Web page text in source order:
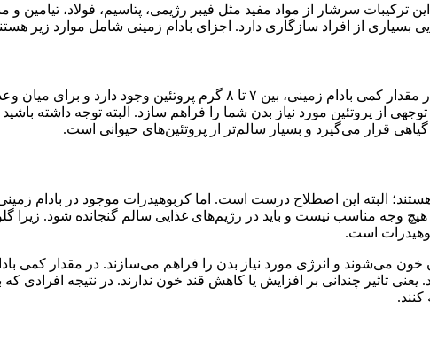
بین ۱۶۰ تا ۱۹۰ کالری وجود دارد. این ترکیبات سرشار از مواد مفید مثل فیبر رژیمی،
از افراد سازگاری دارد. اجزای بادام زمینی شامل موارد زیر
همانطور که گفته شد، بادام زمینی منبع سرشار از پروتئین است. در مقدار
از پروتئین مورد نیاز بدن شما را فراهم سازد. البته توجه داشته باشید
قرار می‌گیرد و بسیار سالم‌تر از پروتئین‌های حیوانی است.
هستند؛ البته این اصطلاح درست است. اما کربوهیدرات موجود در
وجه مناسب نیست و باید در رژیم‌های غذایی سالم گنجانده شود. زیرا
است.
تاثیر چندانی بر افزایش یا کاهش قند خون ندارند. در نتیجه افرادی که